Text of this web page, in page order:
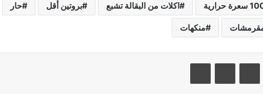
اكلات من البقالة تشبع بروتين أقل حار
منكهات
لينكدإن بينتيريست